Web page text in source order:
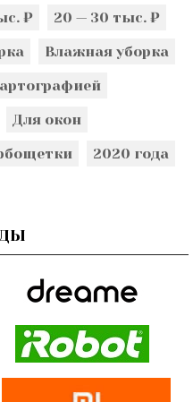
₽
20 — 30 тыс. ₽
Влажная уборка
Для окон
2020 года